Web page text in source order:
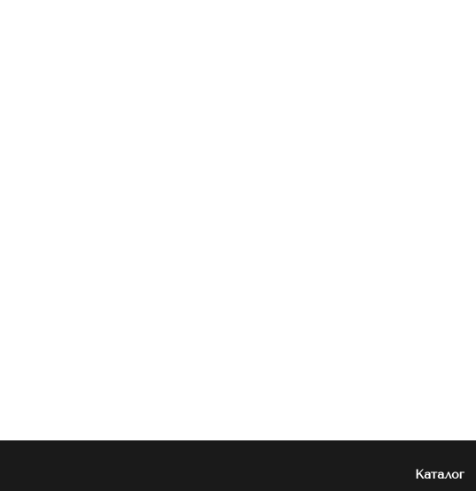
Каталог